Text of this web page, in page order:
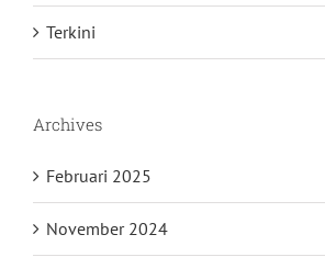
Terkini
Archives
Februari 2025
November 2024